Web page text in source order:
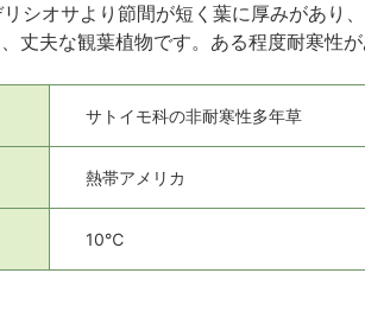
シオサより節間が短く葉に厚みがあり
丈夫な観葉植物です。ある程度耐寒性
サトイモ科の非耐寒性多年草
熱帯アメリカ
10℃